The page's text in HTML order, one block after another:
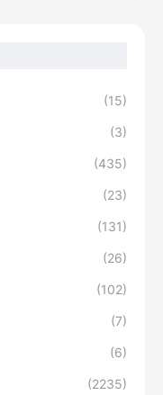
(15)
(3)
(435)
(23)
(131)
(26)
(102)
(7)
(6)
(2235)